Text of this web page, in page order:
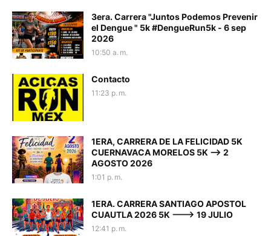
3era. Carrera "Juntos Podemos Prevenir
el Dengue " 5k #DengueRun5k - 6 sep
2026
10:50 a. m.
Contacto
11:23 p. m.
1ERA, CARRERA DE LA FELICIDAD 5K
CUERNAVACA MORELOS 5K --> 2
AGOSTO 2026
1:01 p. m.
1ERA. CARRERA SANTIAGO APOSTOL
CUAUTLA 2026 5K ---> 19 JULIO
12:41 p. m.